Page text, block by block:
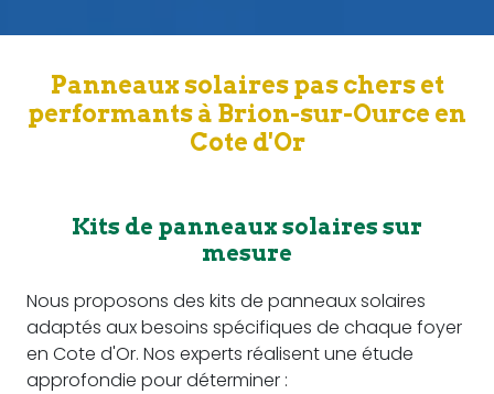
Panneaux solaires pas chers et
performants à Brion-sur-Ource en
Cote d'Or
Kits de panneaux solaires sur
mesure
Nous proposons des kits de panneaux solaires
adaptés aux besoins spécifiques de chaque foyer
en Cote d'Or. Nos experts réalisent une étude
approfondie pour déterminer :